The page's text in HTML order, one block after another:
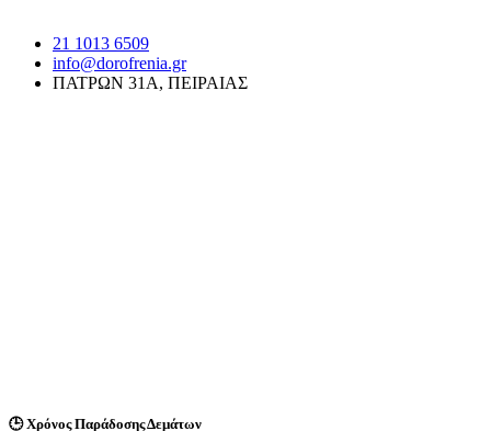
21 1013 6509
info@dorofrenia.gr
ΠΑΤΡΩΝ 31Α, ΠΕΙΡΑΙΑΣ
🕒Χρόνος Παράδοσης Δεμάτων